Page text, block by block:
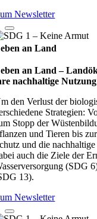
Newsletter
an Land
an Land –
nach­hal­tige
den Verlust der
Strategien:
Stopp der
und Tieren bis
und die
auch die Ziele der
(SDG
13).
Newsletter